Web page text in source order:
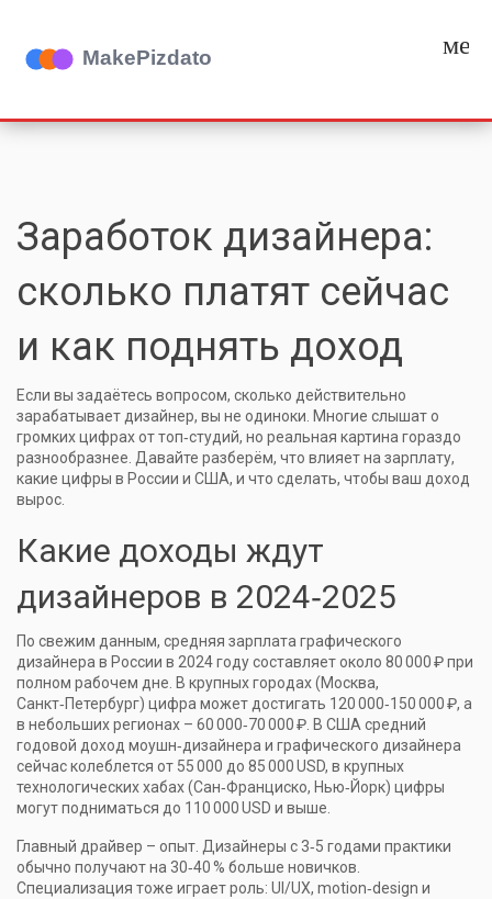
Заработок дизайнера:
сколько платят сейчас
и как поднять доход
Если вы задаётесь вопросом, сколько действительно
зарабатывает дизайнер, вы не одиноки. Многие слышат о
громких цифрах от топ‑студий, но реальная картина гораздо
разнообразнее. Давайте разберём, что влияет на зарплату,
какие цифры в России и США, и что сделать, чтобы ваш доход
вырос.
Какие доходы ждут
дизайнеров в 2024‑2025
По свежим данным, средняя зарплата графического
дизайнера в России в 2024 году составляет около 80 000 ₽ при
полном рабочем дне. В крупных городах (Москва,
Санкт‑Петербург) цифра может достигать 120 000‑150 000 ₽, а
в небольших регионах – 60 000‑70 000 ₽. В США средний
годовой доход моушн‑дизайнера и графического дизайнера
сейчас колеблется от 55 000 до 85 000 USD, в крупных
технологических хабах (Сан‑Франциско, Нью‑Йорк) цифры
могут подниматься до 110 000 USD и выше.
Главный драйвер – опыт. Дизайнеры с 3‑5 годами практики
обычно получают на 30‑40 % больше новичков.
Специализация тоже играет роль: UI/UX, motion‑design и